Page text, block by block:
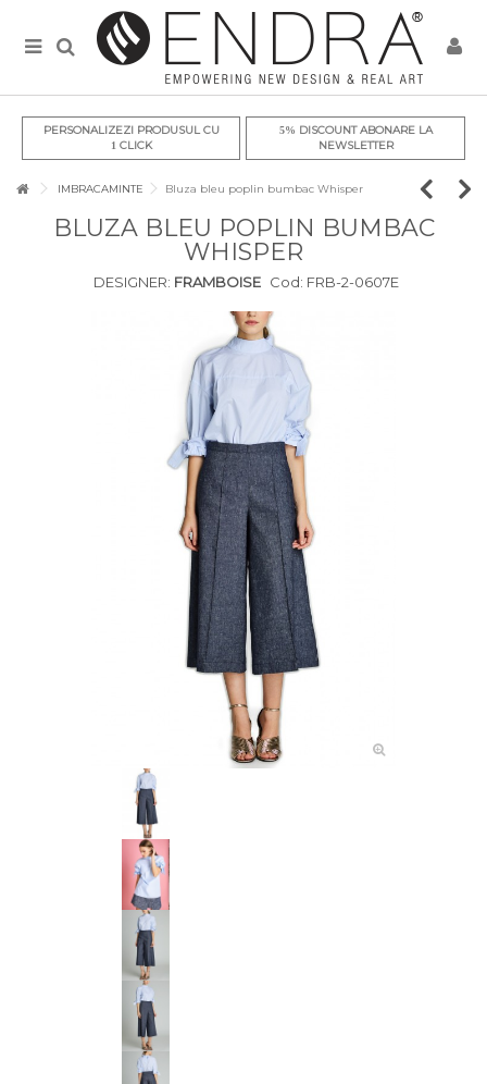
PERSONALIZEZI PRODUSUL CU
1CLICK
5% DISCOUNT ABONARE LA
NEWSLETTER
IMBRACAMINTE Bluza bleu poplin bumbac Whisper
BLUZA BLEU POPLIN BUMBAC
WHISPER
DESIGNER: FRAMBOISE Cod: FRB-2-0607E